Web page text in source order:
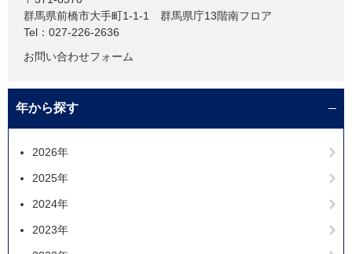
群馬県前橋市大手町1-1-1 群馬県庁13階南フロア
Tel：027-226-2636
お問い合わせフォーム
年から探す
2026年
2025年
2024年
2023年